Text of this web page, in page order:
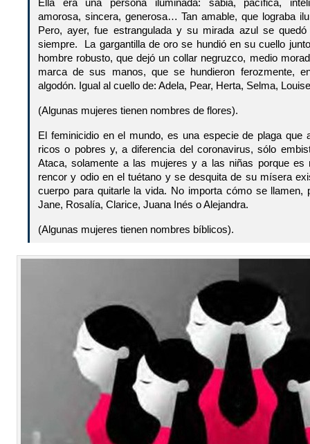
Ella era una persona iluminada: sabia, pacífica,
amorosa, sincera, generosa… Tan amable, que lograba
Pero, ayer, fue estrangulada y su mirada azul se
siempre. La gargantilla de oro se hundió en su cuello
hombre robusto, que dejó un collar negruzco, medio
marca de sus manos, que se hundieron ferozmente,
algodón. Igual al cuello de: Adela, Pear, Herta, Selma,
(Algunas mujeres tienen nombres de flores).
El feminicidio en el mundo, es una especie de plaga que
ricos o pobres y, a diferencia del coronavirus, sólo
Ataca, solamente a las mujeres y a las niñas porque es
rencor y odio en el tuétano y se desquita de su mísera
cuerpo para quitarle la vida. No importa cómo se llamen,
Jane, Rosalía, Clarice, Juana Inés o Alejandra.
(Algunas mujeres tienen nombres bíblicos).